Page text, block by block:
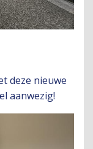
deze nieuwe
aanwezig!